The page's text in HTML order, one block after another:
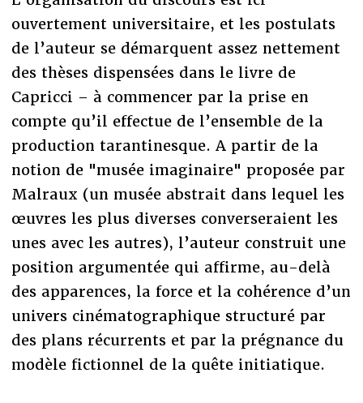
ouvertement universitaire, et les postulats
de l’auteur se démarquent assez nettement
des thèses dispensées dans le livre de
Capricci – à commencer par la prise en
compte qu’il effectue de l’ensemble de la
production tarantinesque. A partir de la
notion de "musée imaginaire" proposée par
Malraux (un musée abstrait dans lequel les
œuvres les plus diverses converseraient les
unes avec les autres), l’auteur construit une
position argumentée qui affirme, au-delà
des apparences, la force et la cohérence d’un
univers cinématographique structuré par
des plans récurrents et par la prégnance du
modèle fictionnel de la quête initiatique.